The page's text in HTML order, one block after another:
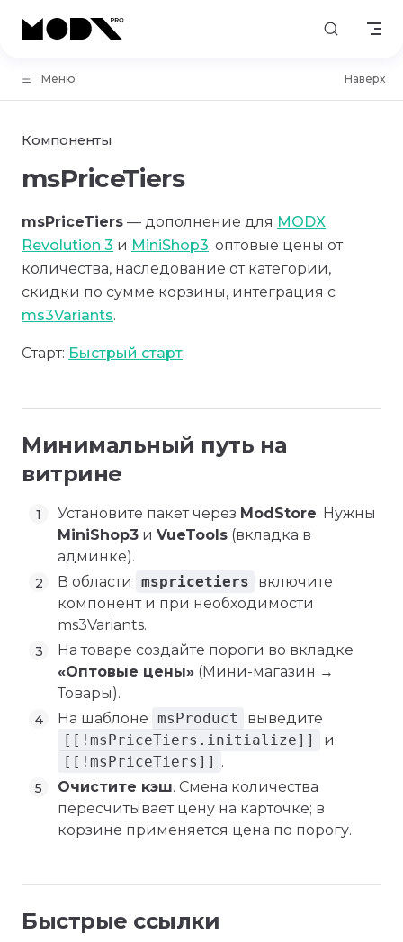
Skip to content
Меню Наверх
Компоненты
msPriceTiers
msPriceTiers — дополнение для MODX
Revolution 3 и MiniShop3: оптовые цены от
количества, наследование от категории,
скидки по сумме корзины, интеграция с
ms3Variants.
Старт: Быстрый старт.
Минимальный путь на
витрине
Установите пакет через ModStore. Нужны
MiniShop3 и VueTools (вкладка в
админке).
В области
mspricetiers
включите
компонент и при необходимости
ms3Variants.
На товаре создайте пороги во вкладке
«Оптовые цены» (Мини-магазин →
Товары).
На шаблоне msProduct
выведите
[[!msPriceTiers.initialize]]
и
[[!msPriceTiers]] .
Очистите кэш. Смена количества
пересчитывает цену на карточке; в
корзине применяется цена по порогу.
Быстрые ссылки